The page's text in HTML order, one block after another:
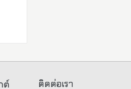
ต์ ติดต่อเรา